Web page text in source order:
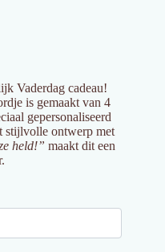
Vaderdag cadeau!
is gemaakt van 4
gepersonaliseerd
stijlvolle ontwerp met
held!” maakt dit een